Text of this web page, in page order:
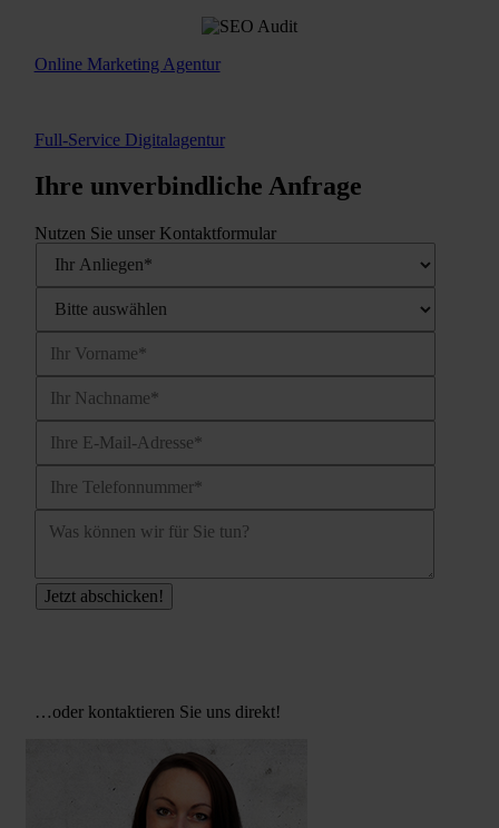
Online Marketing Agentur
Full-Service Digitalagentur
Ihre unverbindliche Anfrage
Nutzen Sie unser Kontaktformular
…oder kontaktieren Sie uns direkt!